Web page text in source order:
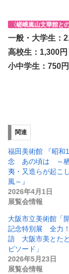
〈嵯峨嵐山文華館と
一般・大学生：
高校生：1,300円
小中学生：750円
関連
福田美術館 『昭和
念 あの頃は ～
夷・又造らが起こ
風～』
2026年4月1日
展覧会情報
大阪市立美術館「
記念特別展 全力
語 大阪市美とた
ピソード」
2026年5月23日
展覧会情報